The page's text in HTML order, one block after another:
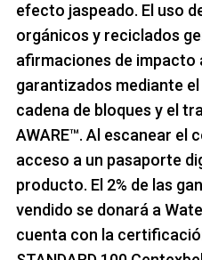
efecto jaspeado. El uso
orgánicos y reciclados
afirmaciones de impacto
garantizados mediante
cadena de bloques y el
AWARE™. Al escanear el
acceso a un pasaporte
producto. El 2% de las
vendido se donará a
cuenta con la